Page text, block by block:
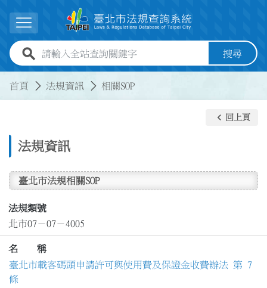
展開選單
全站查詢關鍵字欄位 搜尋
首頁 法規資訊 相關SOP
法規資訊
keyboard_arrow_left 回上頁
臺北市法規相關SOP
法規類號
北市07－07－4005
名 稱
臺北市載客碼頭申請許可與使用費及保證金收費辦法 第 7
條